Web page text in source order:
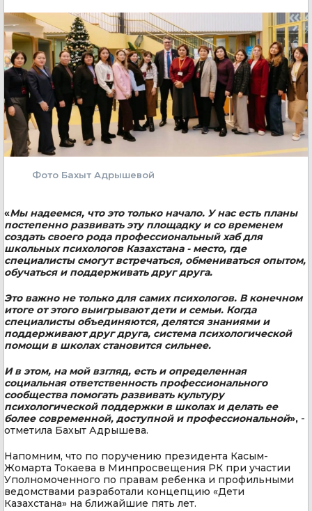
Фото Бахыт Адрышевой
«Мы надеемся, что это только начало. У нас есть планы
постепенно развивать эту площадку и со временем
создать своего рода профессиональный хаб для
школьных психологов Казахстана - место, где
специалисты смогут встречаться, обмениваться опытом,
обучаться и поддерживать друг друга.
Это важно не только для самих психологов. В конечном
итоге от этого выигрывают дети и семьи. Когда
специалисты объединяются, делятся знаниями и
поддерживают друг друга, система психологической
помощи в школах становится сильнее.
И в этом, на мой взгляд, есть и определенная
социальная ответственность профессионального
сообщества помогать развивать культуру
психологической поддержки в школах и делать ее
более современной, доступной и профессиональной», -
отметила Бахыт Адрышева.
Напомним, что по поручению президента Касым-
Жомарта Токаева в Минпросвещения РК при участии
Уполномоченного по правам ребенка и профильными
ведомствами разработали концепцию «Дети
Казахстана» на ближайшие пять лет.